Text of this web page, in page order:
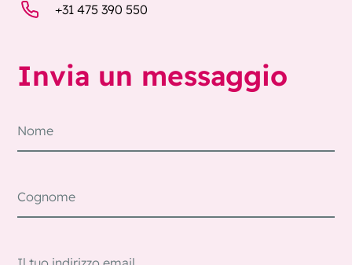
+31 475 390 550
Invia un messaggio